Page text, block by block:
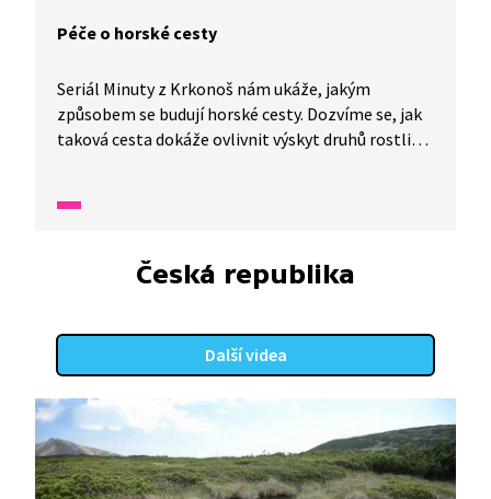
Péče o horské cesty
Seriál Minuty z Krkonoš nám ukáže, jakým
způsobem se budují horské cesty. Dozvíme se, jak
taková cesta dokáže ovlivnit výskyt druhů rostlin
Česká republika
Další videa